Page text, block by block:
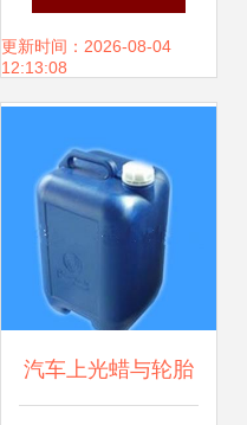
让合作促进大会 共
更新时间：2026-08-04
12:13:08
汽车上光蜡与轮胎